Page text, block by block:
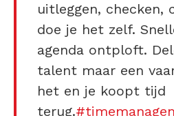
uitleggen, checken,
doe je het zelf.
agenda ontploft.
talent maar een
het en je koopt tijd
terug.